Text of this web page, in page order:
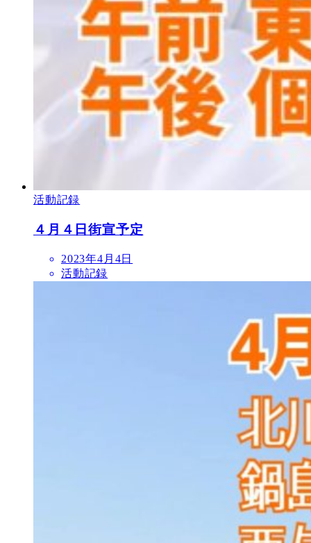
活動記録
４月４日街宣予定
2023年4月4日
活動記録